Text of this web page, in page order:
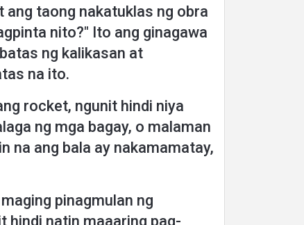
ang taong nakatuklas ng obra
nito?" Ito ang ginagawa
ng kalikasan at
na ito.
rocket, ngunit hindi niya
ng mga bagay, o malaman
na ang bala ay nakamamatay,
pinagmulan ng
hindi natin maaaring pag-